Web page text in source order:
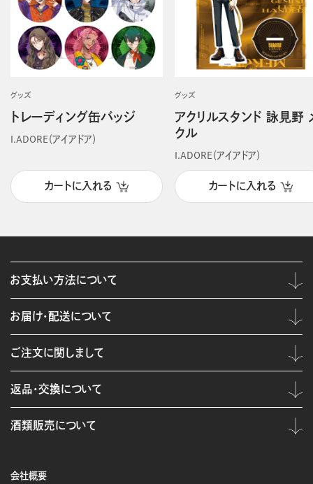
グッズ
トレーディング缶バッジ
I.ADORE（アイアドア）
カートに入れる
グッズ
アクリルスタンド 詠見野
クル
I.ADORE（アイアドア）
カートに入れる
会社概要
お支払い方法について
お届け・配送について
ご注文に関しまして
返品・交換について
酒類販売について